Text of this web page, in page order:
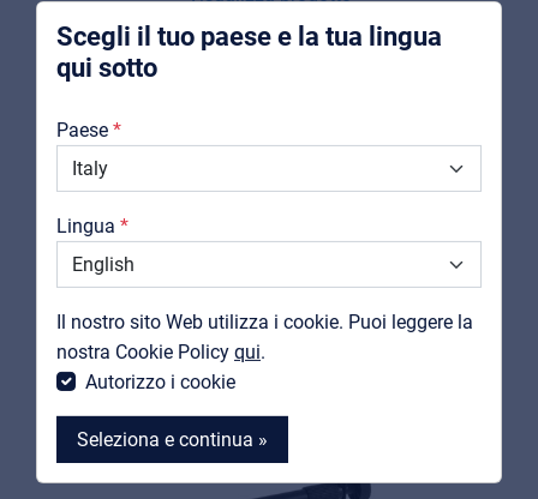
Scegli il tuo paese e la tua lingua
qui sotto
Paese
Lingua
Il nostro sito Web utilizza i cookie. Puoi leggere la
nostra Cookie Policy qui.
Autorizzo i cookie
Seleziona e continua »
Downloads
Cataloghi
Support
MyFrenex